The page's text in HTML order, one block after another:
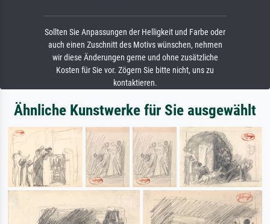
Sollten Sie Anpassungen der Helligkeit und Farbe oder
auch einen Zuschnitt des Motivs wünschen, nehmen
wir diese Änderungen gerne und ohne zusätzliche
Kosten für Sie vor. Zögern Sie bitte nicht, uns zu
kontaktieren.
Ähnliche Kunstwerke für Sie ausgewählt